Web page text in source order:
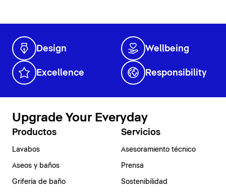
Design Wellbeing
Excellence Responsibility
Upgrade Your Everyday
Productos
Lavabos
Aseos y baños
Grifería de baño
Servicios
Asesoramiento técnico
Prensa
Sostenibilidad